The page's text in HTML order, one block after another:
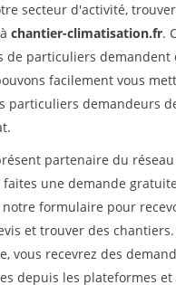
secteur d'activité,
chantier-climatisation.fr.
de particuliers demandent
facilement vous
particuliers demandeurs
partenaire du réseau
faites une demande
formulaire pour
et trouver des
vous recevrez des
depuis les plateformes et